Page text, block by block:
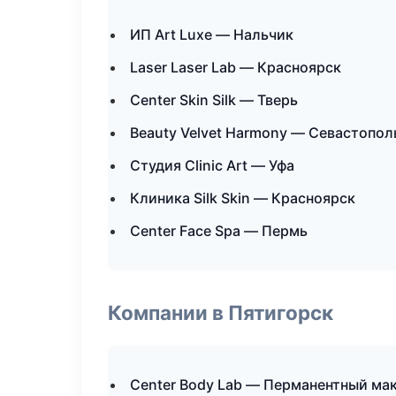
ИП Art Luxe — Нальчик
Laser Laser Lab — Красноярск
Center Skin Silk — Тверь
Beauty Velvet Harmony —
Студия Clinic Art — Уфа
Клиника Silk Skin — Красноярск
Center Face Spa — Пермь
Компании в Пятигорск
Center Body Lab — Перманентный